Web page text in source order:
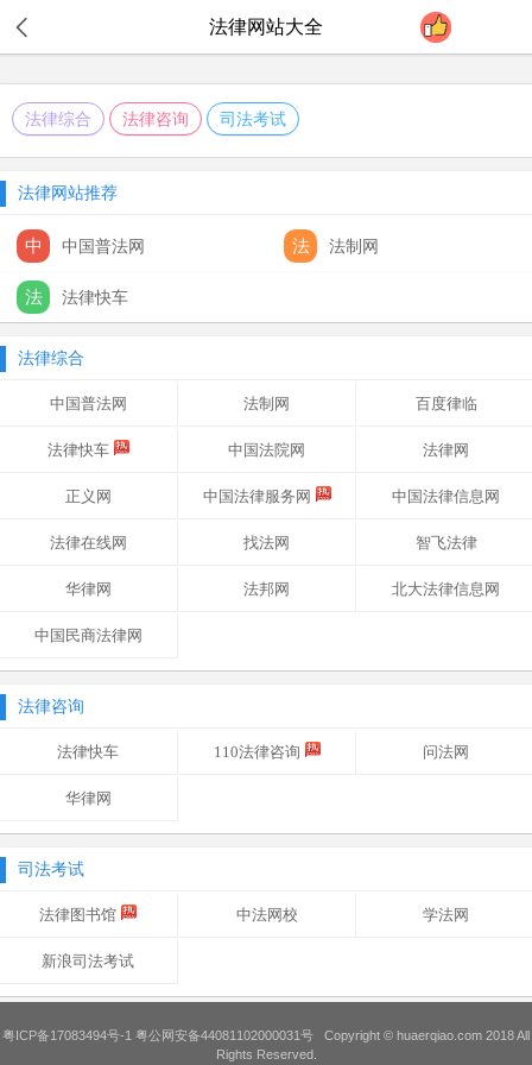
法律网站大全
法律综合 法律咨询 司法考试
法律网站推荐
中 中国普法网 法 法制网
法 法律快车
法律综合
中国普法网 法制网 百度律临
法律快车 中国法院网 法律网
正义网 中国法律服务网 中国法律信息网
法律在线网 找法网 智飞法律
华律网 法邦网 北大法律信息网
中国民商法律网
法律咨询
法律快车 110法律咨询 问法网
华律网
司法考试
法律图书馆 中法网校 学法网
新浪司法考试
粤ICP备17083494号-1 粤公网安备44081102000031号 Copyright © huaerqiao.com 2018 All
Rights Reserved.